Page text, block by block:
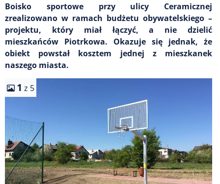
Boisko sportowe przy ulicy Ceramicznej
zrealizowano w ramach budżetu obywatelskiego –
projektu, który miał łączyć, a nie dzielić
mieszkańców Piotrkowa. Okazuje się jednak, że
obiekt powstał kosztem jednej z mieszkanek
naszego miasta.
1 z 5